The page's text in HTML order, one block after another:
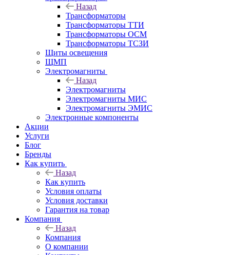
Назад
Трансформаторы
Трансформаторы ТТИ
Трансформаторы ОСМ
Трансформаторы ТСЗИ
Щиты освещения
ЩМП
Электромагниты
Назад
Электромагниты
Электромагниты МИС
Электромагниты ЭМИС
Электронные компоненты
Акции
Услуги
Блог
Бренды
Как купить
Назад
Как купить
Условия оплаты
Условия доставки
Гарантия на товар
Компания
Назад
Компания
О компании